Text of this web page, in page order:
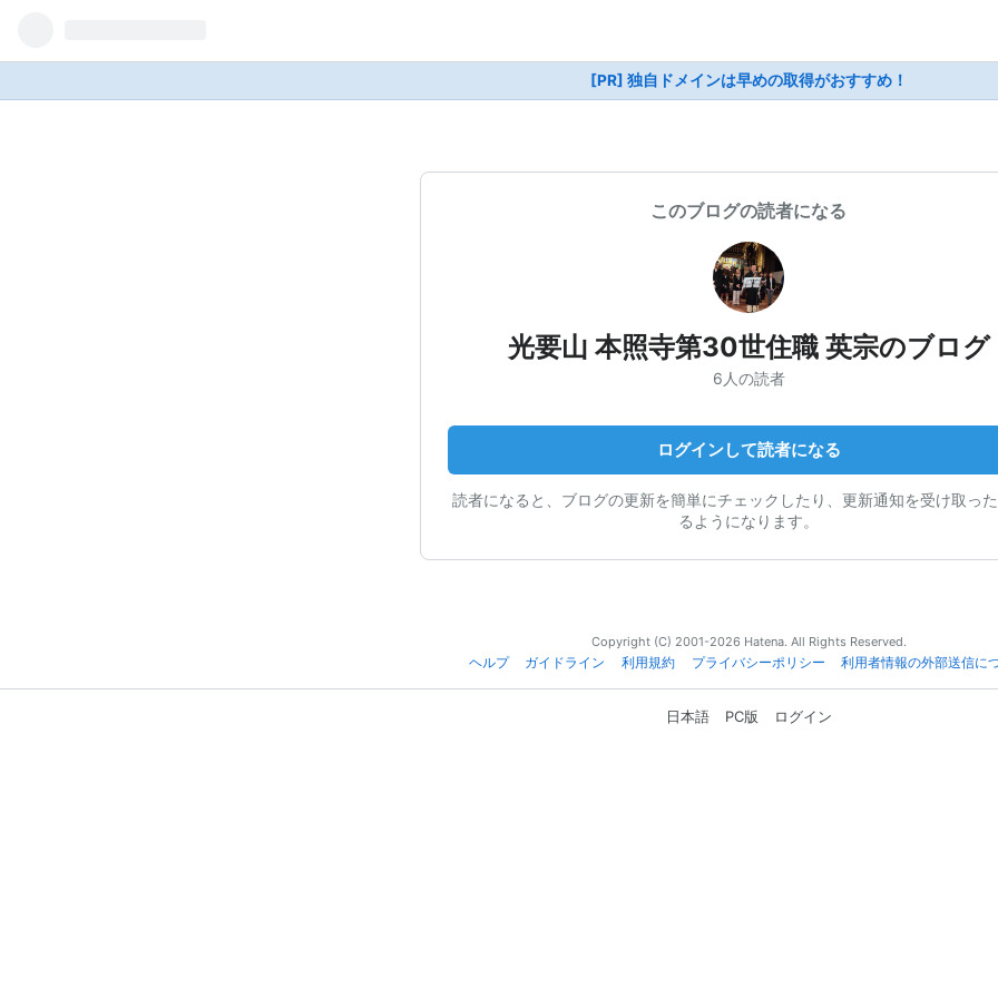
[PR] 独自ドメインは早めの取得がおすすめ！
このブログの読者になる
光要山 本照寺第30世住職 英宗のブログ
6人の読者
ログインして読者になる
読者になると、ブログの更新を簡単にチェックしたり、更新通知を受け取っ
るようになります。
Copyright (C) 2001-2026 Hatena. All Rights Reserved.
ヘルプ
ガイドライン 利用規約 プライバシーポリシー 利用者情報の外部送信に
日本語 PC版 ログイン